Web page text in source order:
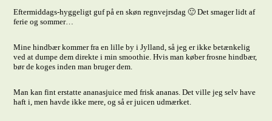
Eftermiddags-hyggeligt guf på en skøn regnvejrsdag 🙂 Det smager lidt af
ferie og sommer…
Mine hindbær kommer fra en lille by i Jylland, så jeg er ikke betænkelig
ved at dumpe dem direkte i min smoothie. Hvis man køber frosne hindbær,
bør de koges inden man bruger dem.
Man kan fint erstatte ananasjuice med frisk ananas. Det ville jeg selv have
haft i, men havde ikke mere, og så er juicen udmærket.